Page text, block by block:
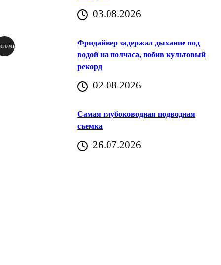
03.08.2026
Фридайвер задержал дыхание под
водой на полчаса, побив культовый
рекорд
02.08.2026
Самая глубоководная подводная
съемка
26.07.2026